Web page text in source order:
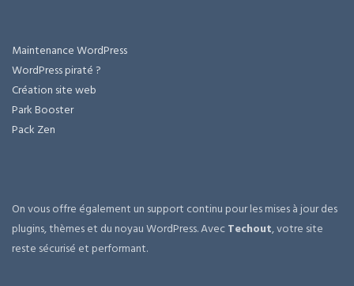
Maintenance WordPress
WordPress piraté ?
Création site web
Park Booster
Pack Zen
On vous offre également un support continu pour les mises à jour des
plugins, thèmes et du noyau WordPress. AvecTechout, votre site
reste sécurisé et performant.